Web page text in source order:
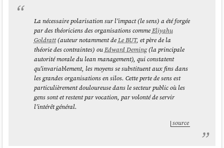
La nécessaire polarisation sur l’impact (le sens) a été forgée
par des théoriciens des organisations commeEliyahu
Goldratt(auteur notamment deLe BUT, et père de la
théorie des contraintes) ouEdward Deming(la principale
autorité morale du lean management), qui constatent
qu’invariablement, les moyens se substituent aux fins dans
les grandes organisations en silos. Cette perte de sens est
particulièrement douloureuse dans le secteur public où les
gens sont et restent par vocation, par volonté de servir
l’intérêt général.
source